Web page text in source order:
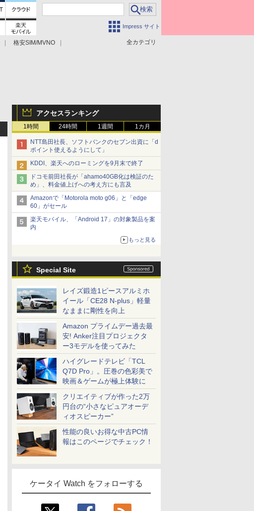
Impress サイト
全カテゴリ
格安SIM/MVNO
アクセスランキング
1時間 24時間 1週間 1カ月
NTT島田社長、ソフトバンクのセブン出資に「d
ポイント使えるようにして」
KDDI、楽天へのローミングを9月末で終了
ドコモ前田社長が「ahamo40GB化は検証のた
め」、料金値上げへの考え方にも言及
Amazonで「Motorola moto g06」と「edge
60」がセール
楽天モバイル、「Android 17」の対象製品を案
内
もっと見る
Special Site
レイズ鍛造1ピースアルミホ
イール「CE28 N-plus」軽量
なままに剛性を向上
Amazon プライムデー過去最
安! Anker注目プロジェクタ
ー3モデルを使ってみた
ハイグレードテレビ「TCL
Q7D Pro」。圧巻の色彩美で
映画＆ゲームが極上体験に
クリエイティブが作った2万
円台の“小さなピュアオーデ
ィオスピーカー”
性能の良いお得な中古PC情
報はこのページでチェック！
ケータイ Watch をフォローする